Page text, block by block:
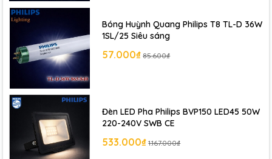
Bóng Huỳnh Quang Philips T8 TL-D 36W
1SL/25 Siêu sáng
57.000₫ 85.600₫
Đèn LED Pha Philips BVP150 LED45 50W
220-240V SWB CE
533.000₫ 1.167.000₫